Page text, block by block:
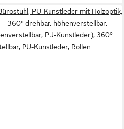
PU-Kunstleder mit Holzoptik,
360° drehbar, höhenverstellbar,
PU-Kunstleder), 360°
PU-Kunstleder, Rollen